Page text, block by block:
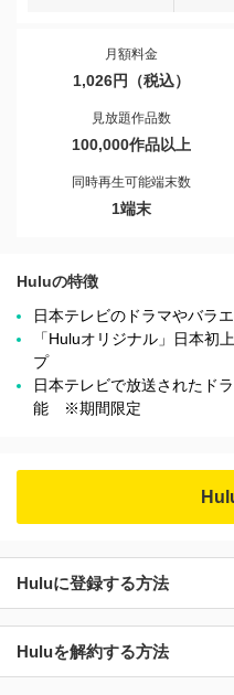
月額料金
1,026円（税込）
見放題作品数
100,000作品以上
同時再生可能端末数
1端末
Huluの特徴
日本テレビのドラマやバラ
「Huluオリジナル」日本初
プ
日本テレビで放送されたド
能 ※期間限定
Huluに登録する方法
Huluを解約する方法